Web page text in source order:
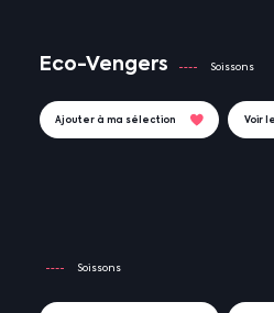
Eco-Vengers Soissons
Ajouter à ma sélection Voir
Soissons